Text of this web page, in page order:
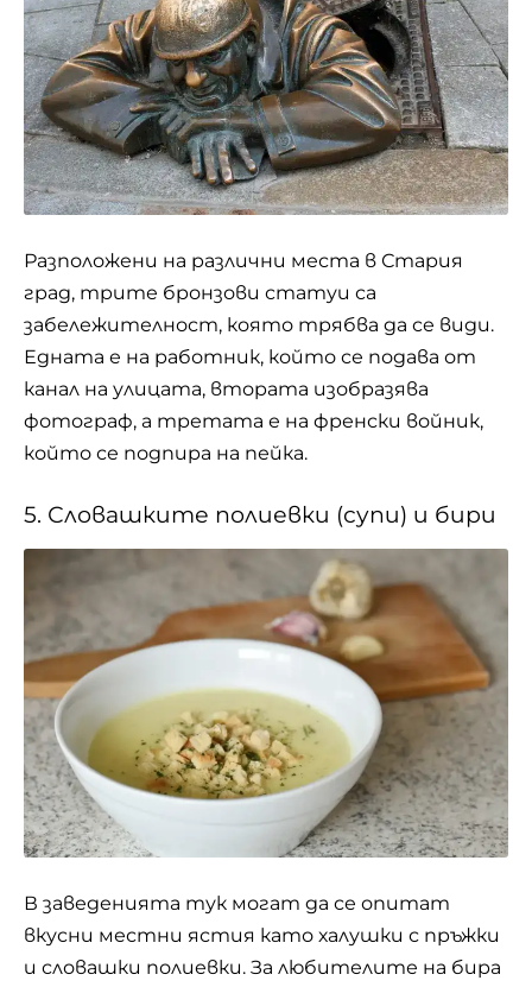
Разположени на различни места в Стария
град, трите бронзови статуи са
забележителност, която трябва да се види.
Едната е на работник, който се подава от
канал на улицата, втората изобразява
фотограф, а третата е на френски войник,
който се подпира на пейка.
5. Словашките полиевки (супи) и бири
В заведенията тук могат да се опитат
вкусни местни ястия като халушки с пръжки
и словашки полиевки. За любителите на бира